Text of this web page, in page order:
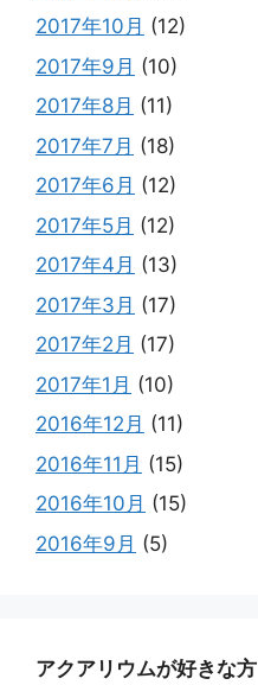
2017年10月 (12)
2017年9月 (10)
2017年8月 (11)
2017年7月 (18)
2017年6月 (12)
2017年5月 (12)
2017年4月 (13)
2017年3月 (17)
2017年2月 (17)
2017年1月 (10)
2016年12月 (11)
2016年11月 (15)
2016年10月 (15)
2016年9月 (5)
アクアリウムが好きな方